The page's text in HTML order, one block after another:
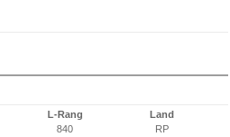
L-Rang
840
Land
RP